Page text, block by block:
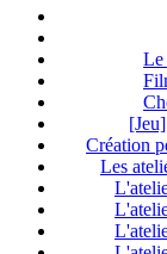
Le
Création
Les